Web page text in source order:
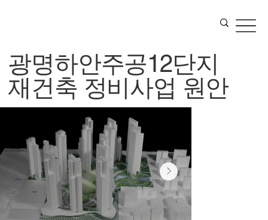
광명하안주공12단지
재건축 정비사업 원안